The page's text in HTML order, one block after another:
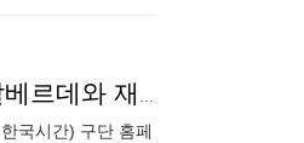
[오피셜] 맨유에 패했어도 챔스 나가니까!...아틀레틱 빌바오, '부임만 3번' 발베르데와 재계약
국시간) 구단 홈페